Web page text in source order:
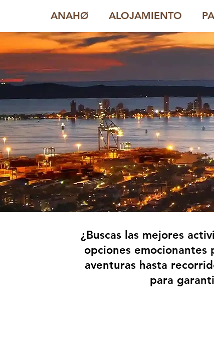
ANAHØ ALOJAMIENTO
¿Buscas las mejores
opciones
aventuras hasta
para